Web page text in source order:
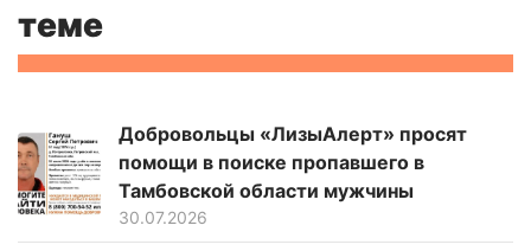
теме
Добровольцы «ЛизыАлерт» просят
помощи в поиске пропавшего в
Тамбовской области мужчины
30.07.2026